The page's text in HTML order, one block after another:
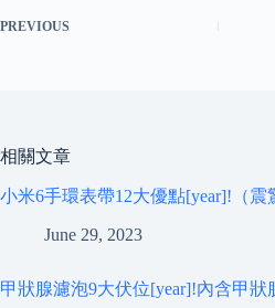
PREVIOUS
相關文章
小米6手環表帶12大優點[year]!（震
June 29, 2023
甲狀腺濾泡9大伏位[year]!內含甲狀